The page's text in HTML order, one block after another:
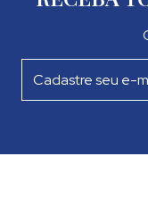
Com
um equilíbrio
fixação,
normalmente